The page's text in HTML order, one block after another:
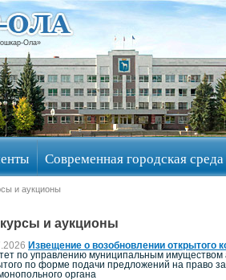
Ола»
Современная городская среда
и аукционы
и аукционы
Извещение о возобновлении открытого
по управлению муниципальным имуществом
по форме подачи предложений на право
органа